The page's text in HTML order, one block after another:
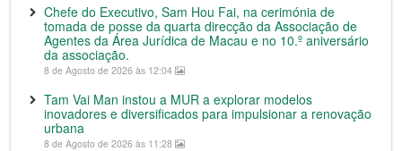
Chefe do Executivo, Sam Hou Fai, na cerimónia de
tomada de posse da quarta direcção da Associação de
Agentes da Área Jurídica de Macau e no 10.º aniversário
da associação.
8 de Agosto de 2026 às 12:04
Tam Vai Man instou a MUR a explorar modelos
inovadores e diversificados para impulsionar a renovação
urbana
8 de Agosto de 2026 às 11:28